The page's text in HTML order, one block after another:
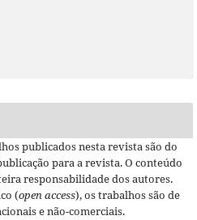
publicados nesta revista são do
para a revista. O conteúdo
responsabilidade dos autores.
(open access), os trabalhos são de
e não-comerciais.